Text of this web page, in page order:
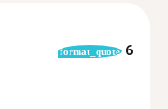
format_quote 6